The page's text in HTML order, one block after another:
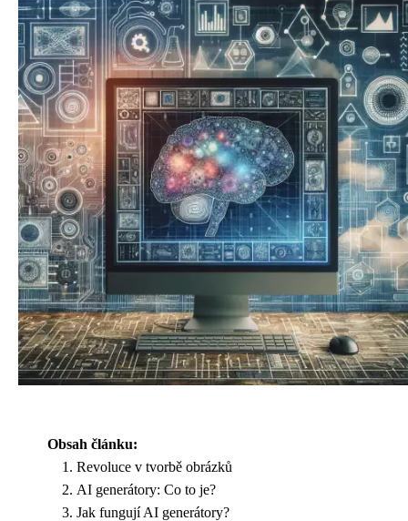
Obsah článku:
Revoluce v tvorbě obrázků
AI generátory: Co to je?
Jak fungují AI generátory?